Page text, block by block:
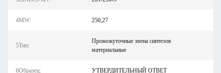
4MW: 250,27
5Тип:
Промежуточные звена синтезов
материальные
6Образец: УТВЕРДИТЕЛЬНЫЙ ОТВЕТ